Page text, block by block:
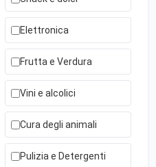
Elettronica
Frutta e Verdura
Vini e alcolici
Cura degli animali
Pulizia e Detergenti